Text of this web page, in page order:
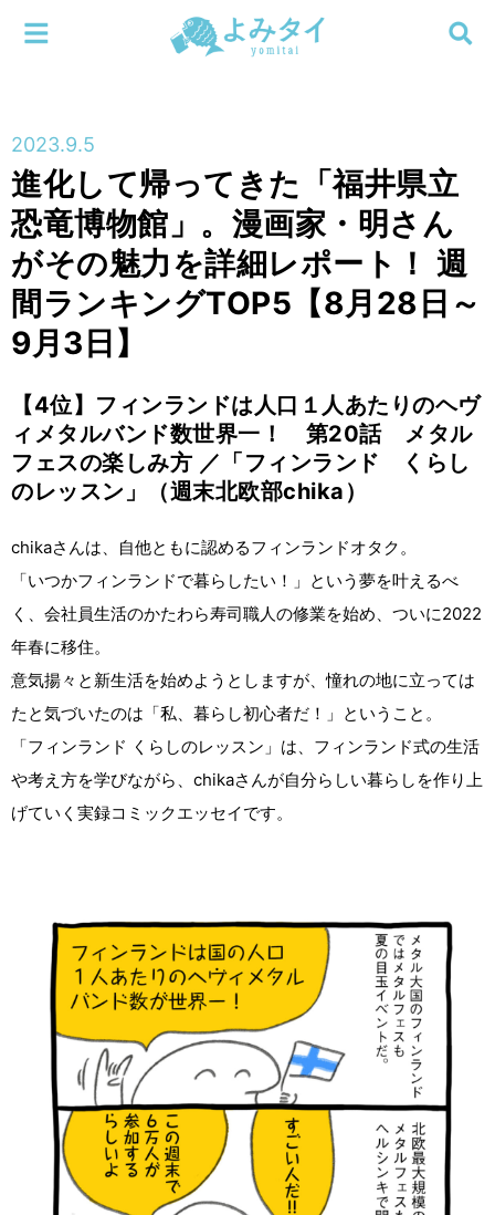
連載
新刊
編集部
検索する
メニューを閉じる
2023.9.5
進化して帰ってきた「福井県立
恐竜博物館」。漫画家・明さん
がその魅力を詳細レポート！ 週
間ランキングTOP5【8月28日～
9月3日】
【4位】フィンランドは人口１人あたりのヘヴ
ィメタルバンド数世界一！ 第20話 メタル
フェスの楽しみ方 ／「フィンランド くらし
のレッスン」（週末北欧部chika）
chikaさんは、自他ともに認めるフィンランドオタク。
「いつかフィンランドで暮らしたい！」という夢を叶えるべ
く、会社員生活のかたわら寿司職人の修業を始め、ついに2022
年春に移住。
意気揚々と新生活を始めようとしますが、憧れの地に立っては
たと気づいたのは「私、暮らし初心者だ！」ということ。
「フィンランド くらしのレッスン」は、フィンランド式の生活
や考え方を学びながら、chikaさんが自分らしい暮らしを作り上
げていく実録コミックエッセイです。